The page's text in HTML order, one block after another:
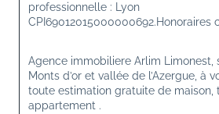
professionnelle : Lyon
CPI69012015000000692.Honoraires
Agence immobiliere Arlim Limonest,
Monts d’or et vallée de l’Azergue, à
toute estimation gratuite de maison,
appartement .